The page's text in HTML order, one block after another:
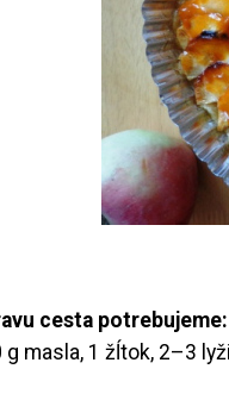
cesta potrebujeme:
g masla, 1 žĺtok, 2–3